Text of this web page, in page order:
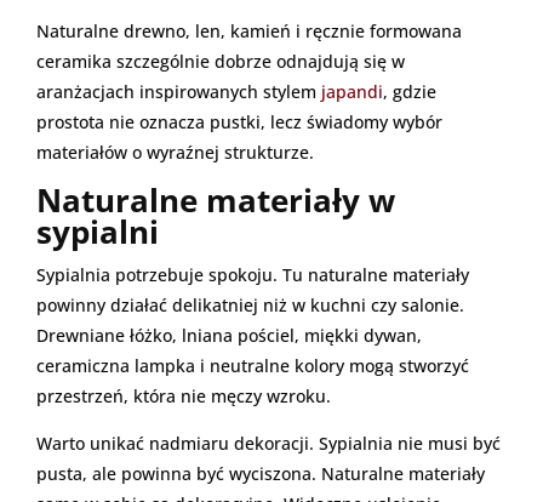
Naturalne drewno, len, kamień i ręcznie formowana
ceramika szczególnie dobrze odnajdują się w
aranżacjach inspirowanych stylem japandi, gdzie
prostota nie oznacza pustki, lecz świadomy wybór
materiałów o wyraźnej strukturze.
Naturalne materiały w
sypialni
Sypialnia potrzebuje spokoju. Tu naturalne materiały
powinny działać delikatniej niż w kuchni czy salonie.
Drewniane łóżko, lniana pościel, miękki dywan,
ceramiczna lampka i neutralne kolory mogą stworzyć
przestrzeń, która nie męczy wzroku.
Warto unikać nadmiaru dekoracji. Sypialnia nie musi być
pusta, ale powinna być wyciszona. Naturalne materiały